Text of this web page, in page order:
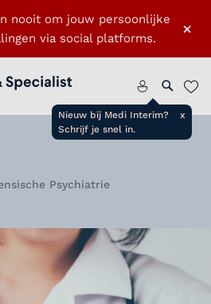
×
nooit om jouw persoonlijke
via social platforms.
Nieuw bij Medi Interim?
Schrijf je snel in.
x
Zoeken
Psychiatrie